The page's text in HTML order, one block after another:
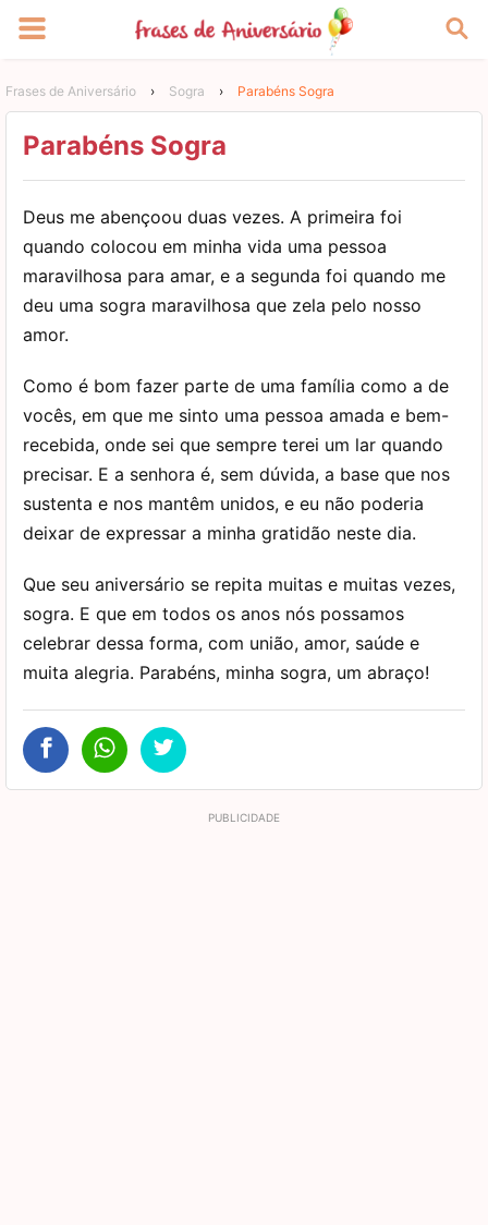
Frases de Aniversário › Sogra › Parabéns Sogra
Parabéns Sogra
Deus me abençoou duas vezes. A primeira foi
quando colocou em minha vida uma pessoa
maravilhosa para amar, e a segunda foi quando me
deu uma sogra maravilhosa que zela pelo nosso
amor.
Como é bom fazer parte de uma família como a de
vocês, em que me sinto uma pessoa amada e bem-
recebida, onde sei que sempre terei um lar quando
precisar. E a senhora é, sem dúvida, a base que nos
sustenta e nos mantêm unidos, e eu não poderia
deixar de expressar a minha gratidão neste dia.
Que seu aniversário se repita muitas e muitas vezes,
sogra. E que em todos os anos nós possamos
celebrar dessa forma, com união, amor, saúde e
muita alegria. Parabéns, minha sogra, um abraço!